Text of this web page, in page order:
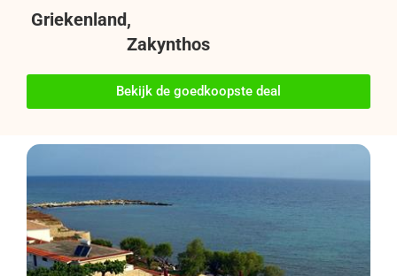
Griekenland,
Zakynthos
Bekijk de goedkoopste deal